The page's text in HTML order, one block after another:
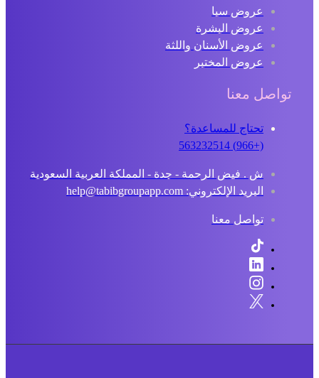
عروض سبا
عروض البشرة
عروض الأسنان واللثة
عروض المختبر
تواصل معنا
تحتاج للمساعدة؟
ش . فيض الرحمة - جدة - المملكة العربية السعودية
البريد الإلكتروني: help@tabibgroupapp.com
تواصل معنا